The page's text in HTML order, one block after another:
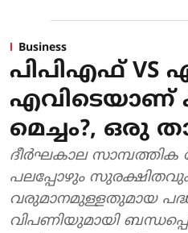
Business
പിപിഎഫ്
മെച്ചം?, ഒരു
ദീർഘകാല സാമ്പത്തിക
പലപ്പോഴും
വരുമാനമുള്ളതുമായ
വിപണിയുമായി